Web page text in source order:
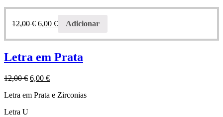
12,00€ 6,00 € Adicionar
Letra em Prata
12,00€ 6,00 €
Letra em Prata e Zirconias
Letra U